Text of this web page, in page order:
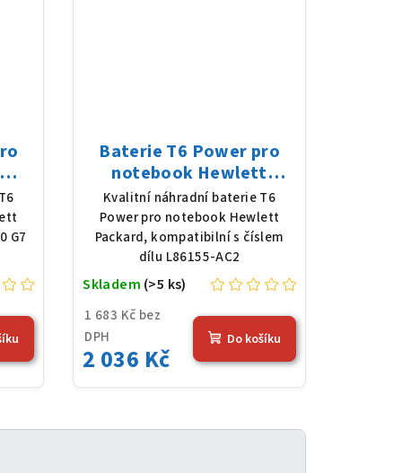
G7
Baterie T6 Power pro
notebook Hewlett
Packard L86155-AC2, Li-
Poly, 15,44 V, 6080 mAh
(94 Wh), černá
Kvalitní náhradní baterie T6
Power pro notebook Hewlett
Packard, kompatibilní s číslem
dílu L86155-AC2
1 683 Kč bez
DPH
2 036 Kč
Skladem (>5 ks)
Do košíku